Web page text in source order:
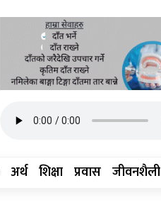
अर्थ शिक्षा प्रवास जीवनशैली